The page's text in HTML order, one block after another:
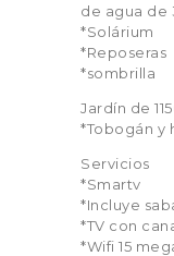
de agua de
*Solárium
*Reposeras
*sombrilla
Jardín de
*Tobogán y
Servicios
*Smartv
*Incluye
*TV con
*Wifi 15